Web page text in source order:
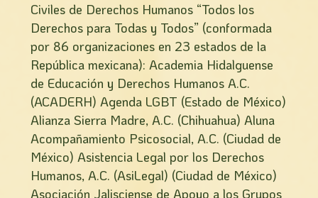
Civiles de Derechos Humanos “Todos los
Derechos para Todas y Todos” (conformada
por 86 organizaciones en 23 estados de la
República mexicana): Academia Hidalguense
de Educación y Derechos Humanos A.C.
(ACADERH) Agenda LGBT (Estado de México)
Alianza Sierra Madre, A.C. (Chihuahua) Aluna
Acompañamiento Psicosocial, A.C. (Ciudad de
México) Asistencia Legal por los Derechos
Humanos, A.C. (AsiLegal) (Ciudad de México)
Asociación Jalisciense de Apoyo a los Grupos